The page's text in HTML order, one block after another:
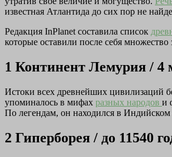
известная Атлантида до сих пор не
Редакция InPlanet составила список
которые оставили после себя множество
1 Континент Лемурия / 4
Истоки всех древнейших цивилизаций
упоминалось в мифах разных народов и
По легендам, он находился в Индийском
2 Гиперборея / до 11540